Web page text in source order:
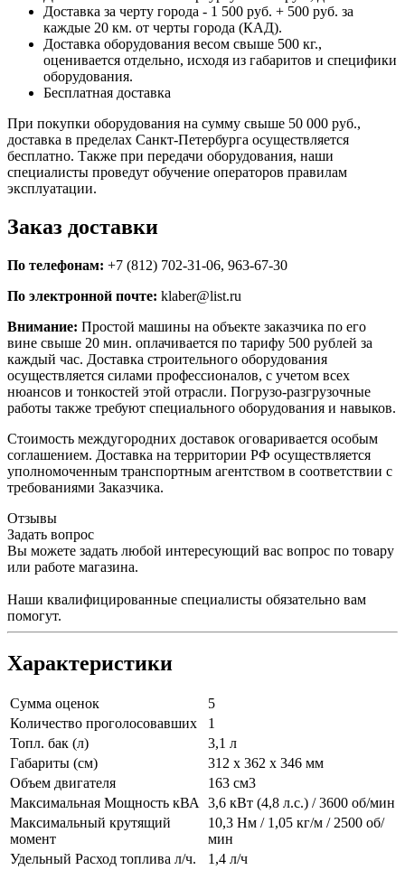
Доставка за черту города - 1 500 руб. + 500 руб. за
каждые 20 км. от черты города (КАД).
Доставка оборудования весом свыше 500 кг.,
оценивается отдельно, исходя из габаритов и специфики
оборудования.
Бесплатная доставка
При покупки оборудования на сумму свыше 50 000 руб.,
доставка в пределах Санкт-Петербурга осуществляется
бесплатно. Также при передачи оборудования, наши
специалисты проведут обучение операторов правилам
эксплуатации.
Заказ доставки
По телефонам: +7 (812) 702-31-06, 963-67-30
По электронной почте: klaber@list.ru
Внимание: Простой машины на объекте заказчика по его
вине свыше 20 мин. оплачивается по тарифу 500 рублей за
каждый час. Доставка строительного оборудования
осуществляется силами профессионалов, с учетом всех
нюансов и тонкостей этой отрасли. Погрузо-разгрузочные
работы также требуют специального оборудования и навыков.
Стоимость междугородних доставок оговаривается особым
соглашением. Доставка на территории РФ осуществляется
уполномоченным транспортным агентством в соответствии с
требованиями Заказчика.
Отзывы
Задать вопрос
Вы можете задать любой интересующий вас вопрос по товару
или работе магазина.
Наши квалифицированные специалисты обязательно вам
помогут.
Характеристики
Сумма оценок
5
Количество проголосовавших
1
Топл. бак (л)
3,1 л
Габариты (см)
312 x 362 x 346 мм
Объем двигателя
163 см3
Максимальная Мощность кВА 3,6 кВт (4,8 л.с.) / 3600 об/мин
Максимальный крутящий
момент
10,3 Нм / 1,05 кг/м / 2500 об/
мин
Удельный Расход топлива л/ч.
1,4 л/ч